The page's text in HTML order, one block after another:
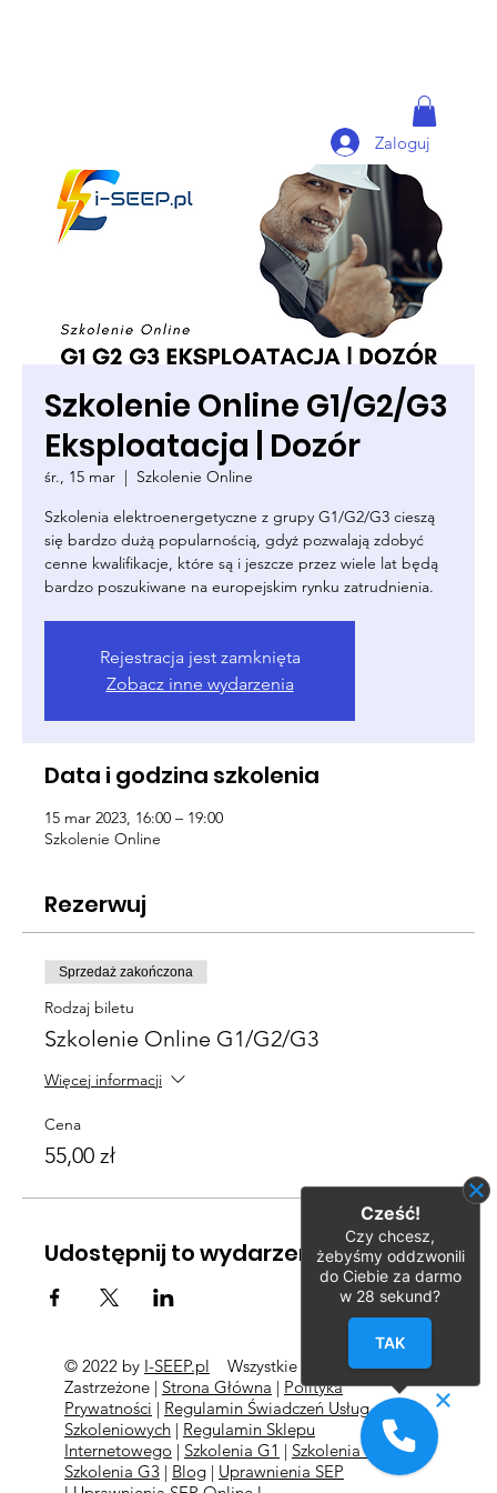
Zaloguj
Szkolenie Online G1/G2/G3
Eksploatacja | Dozór
śr., 15 mar
  |
Szkolenie Online
Szkolenia elektroenergetyczne z grupy G1/G2/G3 cieszą
się bardzo dużą popularnością, gdyż pozwalają zdobyć
cenne kwalifikacje, które są i jeszcze przez wiele lat będą
bardzo poszukiwane na europejskim rynku zatrudnienia.
Rejestracja jest zamknięta
Zobacz inne wydarzenia
Data i godzina szkolenia
15 mar 2023, 16:00 – 19:00
Szkolenie Online
Rezerwuj
Sprzedaż zakończona
Rodzaj biletu
Szkolenie Online G1/G2/G3
Więcej informacji
Cena
55,00 zł
Udostępnij to wydarzenie
© 2022 by I-SEEP.pl
Wszystkie Prawa
Zastrzeżone | Strona Główna | Polityka
Prywatności | Regulamin Świadczeń Usług
Szkoleniowych| Regulamin Sklepu
Internetowego | Szkolenia G1 | Szkolenia G2
l
Szkolenia G3 | Blog| Uprawnienia SEP
Cześć!
Czy chcesz,
żebyśmy oddzwonili
do Ciebie za darmo
w 28 sekund?
TAK